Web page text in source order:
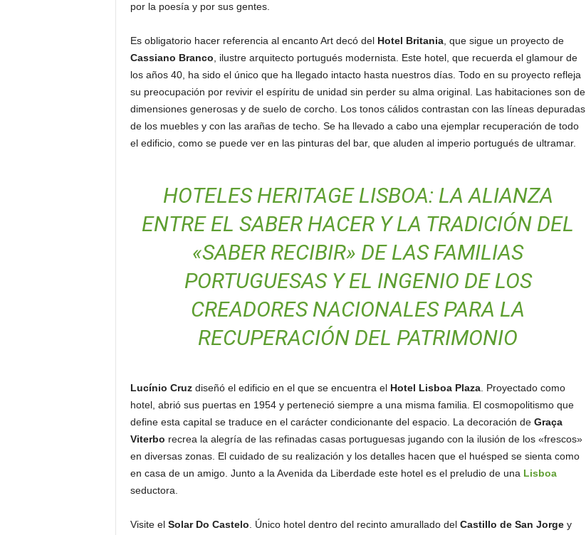
por la poesía y por sus gentes.
Es obligatorio hacer referencia al encanto Art decó del Hotel Britania, que sigue un proyecto de
Cassiano Branco, ilustre arquitecto portugués modernista. Este hotel, que recuerda el glamour de
los años 40, ha sido el único que ha llegado intacto hasta nuestros días. Todo en su proyecto refleja
su preocupación por revivir el espíritu de unidad sin perder su alma original. Las habitaciones son de
dimensiones generosas y de suelo de corcho. Los tonos cálidos contrastan con las líneas depuradas
de los muebles y con las arañas de techo. Se ha llevado a cabo una ejemplar recuperación de todo
el edificio, como se puede ver en las pinturas del bar, que aluden al imperio portugués de ultramar.
HOTELES HERITAGE LISBOA: LA ALIANZA
ENTRE EL SABER HACER Y LA TRADICIÓN DEL
«SABER RECIBIR» DE LAS FAMILIAS
PORTUGUESAS Y EL INGENIO DE LOS
CREADORES NACIONALES PARA LA
RECUPERACIÓN DEL PATRIMONIO
Lucínio Cruzdiseñó el edificio en el que se encuentra el Hotel Lisboa Plaza. Proyectado como
hotel, abrió sus puertas en 1954 y perteneció siempre a una misma familia. El cosmopolitismo que
define esta capital se traduce en el carácter condicionante del espacio. La decoración deGraça
Viterbo recrea la alegría de las refinadas casas portuguesas jugando con la ilusión de los «frescos»
en diversas zonas. El cuidado de su realización y los detalles hacen que el huésped se sienta como
en casa de un amigo. Junto a la Avenida da Liberdade este hotel es el preludio de una Lisboa
seductora.
Visite el Solar Do Castelo. Único hotel dentro del recinto amurallado del Castillo de San Jorgey